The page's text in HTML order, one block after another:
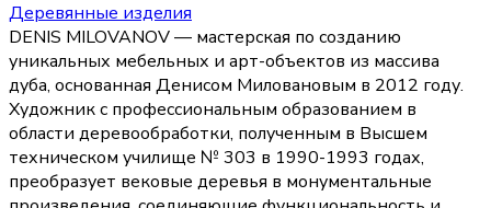
Деревянные изделия
DENIS MILOVANOV — мастерская по созданию
уникальных мебельных и арт-объектов из массива
дуба, основанная Денисом Миловановым в 2012 году.
Художник с профессиональным образованием в
области деревообработки, полученным в Высшем
техническом училище № 303 в 1990-1993 годах,
преобразует вековые деревья в монументальные